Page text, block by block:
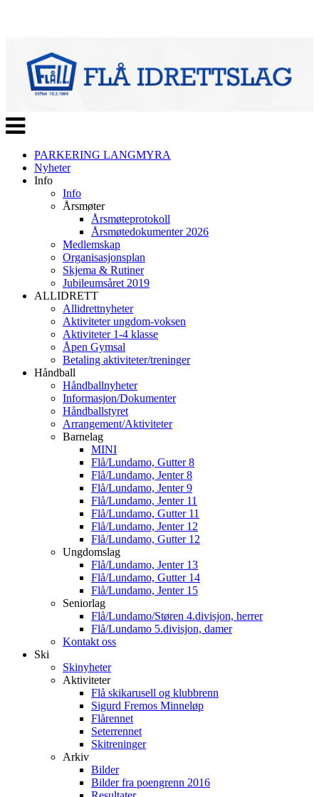
Veksle
navigasjon
PARKERING LANGMYRA
Nyheter
Info
Info
Årsmøter
Årsmøteprotokoll
Årsmøtedokumenter 2026
Medlemskap
Organisasjonsplan
Skjema & Rutiner
Jubileumsåret 2019
ALLIDRETT
Allidrettnyheter
Aktiviteter ungdom-voksen
Aktiviteter 1-4 klasse
Åpen Gymsal
Betaling aktiviteter/treninger
Håndball
Håndballnyheter
Informasjon/Dokumenter
Håndballstyret
Arrangement/Aktiviteter
Barnelag
MINI
Flå/Lundamo, Gutter 8
Flå/Lundamo, Jenter 8
Flå/Lundamo, Jenter 9
Flå/Lundamo, Jenter 11
Flå/Lundamo, Gutter 11
Flå/Lundamo, Jenter 12
Flå/Lundamo, Gutter 12
Ungdomslag
Flå/Lundamo, Jenter 13
Flå/Lundamo, Gutter 14
Flå/Lundamo, Jenter 15
Seniorlag
Flå/Lundamo/Støren 4.divisjon, herrer
Flå/Lundamo 5.divisjon, damer
Kontakt oss
Ski
Skinyheter
Aktiviteter
Flå skikarusell og klubbrenn
Sigurd Fremos Minneløp
Flårennet
Seterrennet
Skitreninger
Arkiv
Bilder
Bilder fra poengrenn 2016